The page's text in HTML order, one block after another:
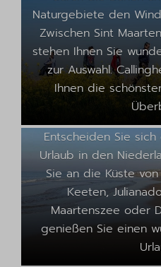
Naturgebiete den
Zwischen Sint
stehen Ihnen Sie
zur Auswahl.
Ihnen die
Urlaub im
Entscheiden Sie
Urlaub in den
Sie an die Küste
Keeten,
Maartenszee oder
genießen Sie einen
Die
Niederlande
Die Strände an der
sind sauber und breit
kann man sich hier